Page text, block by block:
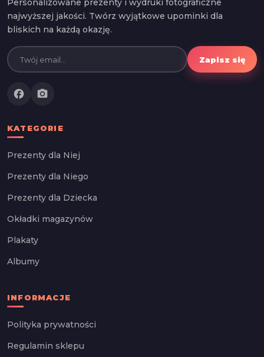
Personalizowane prezenty i wydruki fotograficzne
najwyższej jakości. Twórz wyjątkowe upominki dla
bliskich na każdą okazję.
Zapisz się
facebook photo_camera
KATEGORIE
Prezenty dla Niej
Prezenty dla Niego
Prezenty dla Dziecka
Okładki magazynów
Plakaty
Albumy
INFORMACJE
Polityka prywatności
Regulamin sklepu